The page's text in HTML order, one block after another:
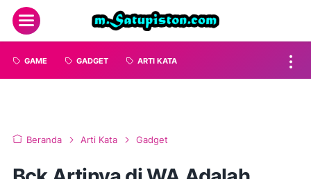
GAME GADGET ARTI KATA
Beranda Arti Kata Gadget